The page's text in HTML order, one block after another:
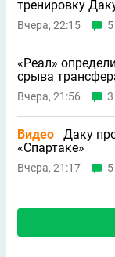
тренировку
Вчера, 22:15 5
«Реал»
срыва
Вчера, 21:56 3
Видео
Даку
«Спартаке»
Вчера, 21:17 5